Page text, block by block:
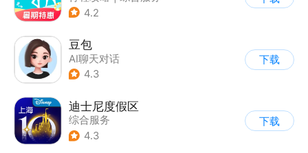
4.2
豆包
AI聊天对话
4.3
下载
迪士尼度假区
综合服务
4.3
下载